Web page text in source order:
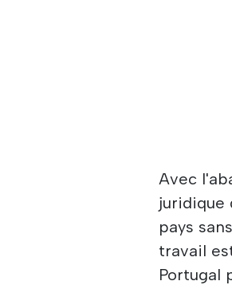
Avec
juridique
pays
travail
Portugal